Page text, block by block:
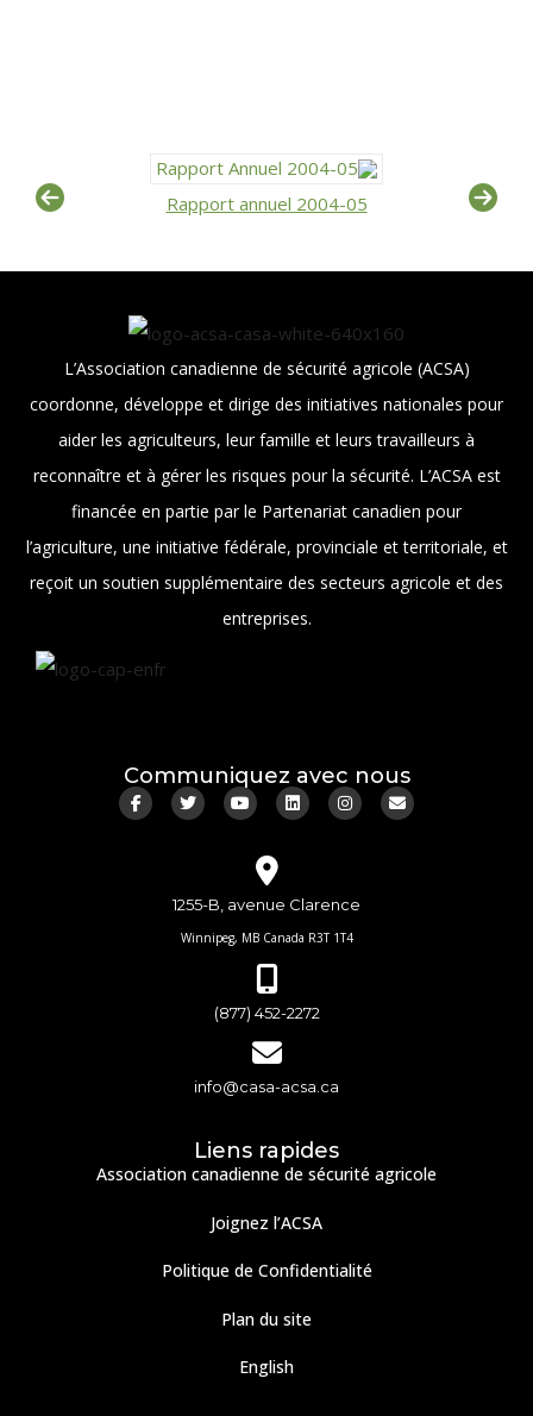
Rapport annuel 2004-05
L’Association canadienne de sécurité agricole (ACSA)
coordonne, développe et dirige des initiatives nationales pour
aider les agriculteurs, leur famille et leurs travailleurs à
reconnaître et à gérer les risques pour la sécurité. L’ACSA est
financée en partie par le Partenariat canadien pour
l’agriculture, une initiative fédérale, provinciale et territoriale, et
reçoit un soutien supplémentaire des secteurs agricole et des
entreprises.
Communiquez avec nous
1255-B, avenue Clarence
Winnipeg, MB Canada R3T 1T4
(877) 452-2272
info@casa-acsa.ca
Liens rapides
Association canadienne de sécurité agricole
Joignez l’ACSA
Politique de Confidentialité
Plan du site
English